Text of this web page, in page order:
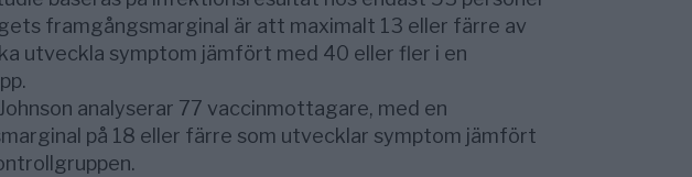
framgångsmarginal är att maximalt 13 eller färre av
utveckla symptom jämfört med 40 eller fler i en
analyserar 77 vaccinmottagare, med en
på 18 eller färre som utvecklar symptom jämfört